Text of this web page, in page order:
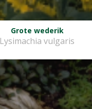
Grote wederik
Lysimachia vulgaris